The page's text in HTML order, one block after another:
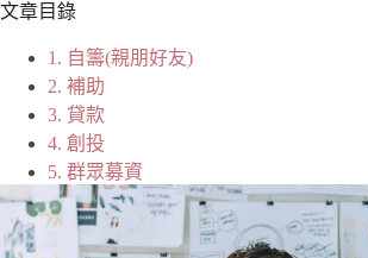
文章目錄
1. 自籌(親朋好友)
2. 補助
3. 貸款
4. 創投
5. 群眾募資